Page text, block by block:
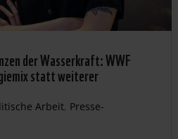
der Wasserkraft: WWF
statt weiterer
Arbeit, Presse-